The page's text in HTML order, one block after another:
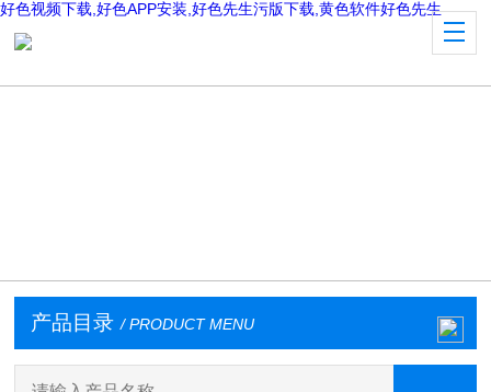
好色视频下载,好色APP安装,好色先生污版下载,黄色软件好色先生
产品目录 / PRODUCT MENU